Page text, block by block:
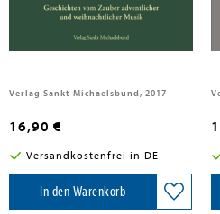
Schweiggert, Alfons
Weihnachtslieder
Verlag Sankt Michaelsbund, 2017
16,90 €
Versandkostenfrei in DE
In den Warenkorb